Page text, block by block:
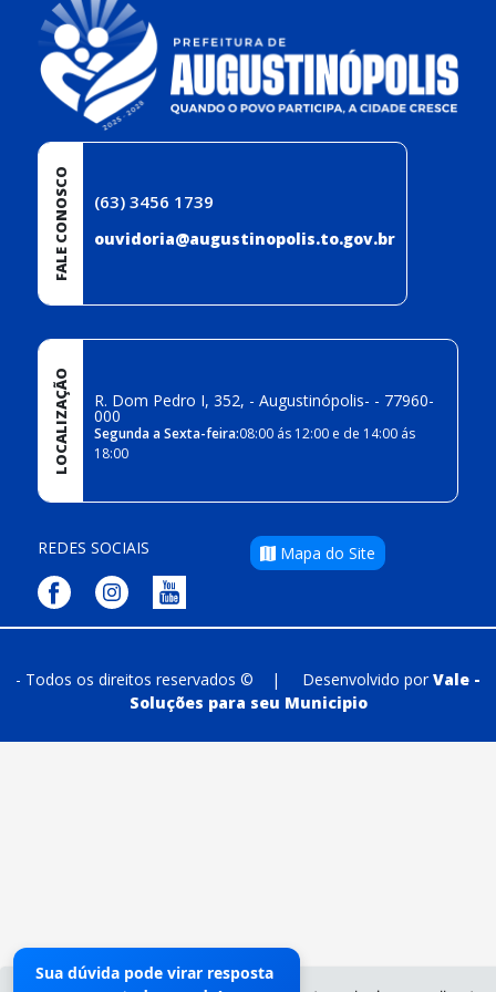
Sua dúvida pode virar resposta
FALE CONOSCO (63) 3456 1739
ouvidoria@augustinopolis.to.gov.br
LOCALIZAÇÃO R. Dom Pedro I, 352, - Augustinópolis- - 77960-
000
Segunda a Sexta-feira:08:00 ás 12:00 e de 14:00 ás
18:00
REDES SOCIAIS Mapa do Site
- Todos os direitos reservados © | Desenvolvido porVale -
Soluções para seu Municipio